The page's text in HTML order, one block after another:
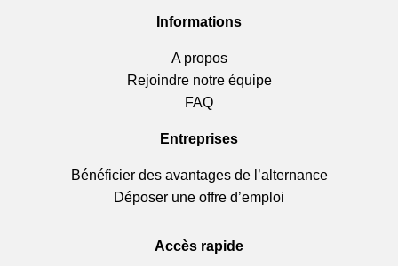
Informations
A propos
Rejoindre notre équipe
FAQ
Entreprises
Bénéficier des avantages de l’alternance
Déposer une offre d’emploi
Accès rapide